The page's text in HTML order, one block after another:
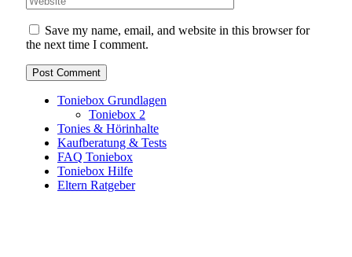
Save my name, email, and website in this browser for
the next time I comment.
Toniebox Grundlagen
Toniebox 2
Tonies & Hörinhalte
Kaufberatung & Tests
FAQ Toniebox
Toniebox Hilfe
Eltern Ratgeber